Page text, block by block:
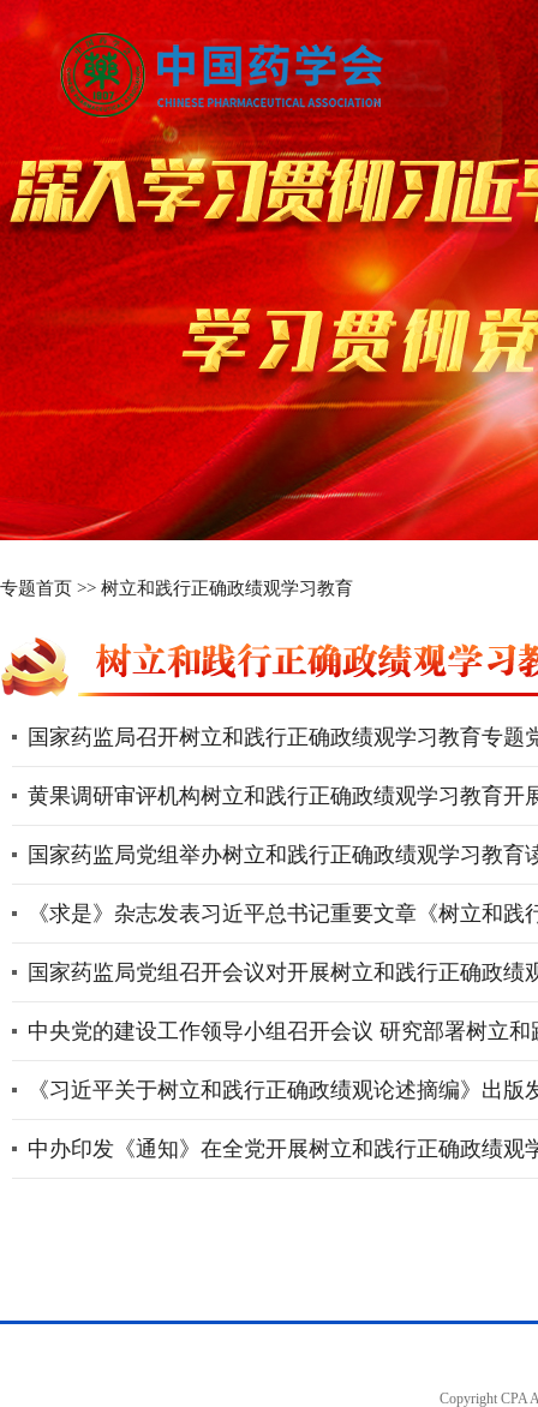
专题首页 >> 树立和践行正确政绩观学习教育
国家药监局召开树立和践行正确政绩观学习教育专
黄果调研审评机构树立和践行正确政绩观学习教育开
国家药监局党组举办树立和践行正确政绩观学习教育
《求是》杂志发表习近平总书记重要文章《树立和
国家药监局党组召开会议对开展树立和践行正确政
中央党的建设工作领导小组召开会议 研究部署树立
《习近平关于树立和践行正确政绩观论述摘编》出版
中办印发《通知》在全党开展树立和践行正确政绩观
Copyright CPA